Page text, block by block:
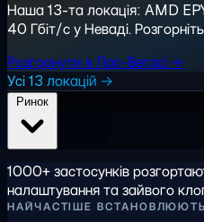
Наша 13-та локація: AMD
40 Гбіт/с у Неваді.
Розгорнути в Лас-Вегасі →
Усі 13 локацій →
1000+ застосунків
налаштування та зайвого
НАЙЧАСТІШЕ ВСТАНОВЛЮЮТЬ